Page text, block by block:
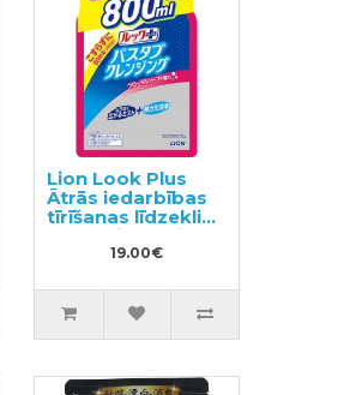
Lion Look Plus
Ātrās iedarbības
tīrīšanas līdzeklis
vannasistabai ar
ziepju aromātu,
19.00€